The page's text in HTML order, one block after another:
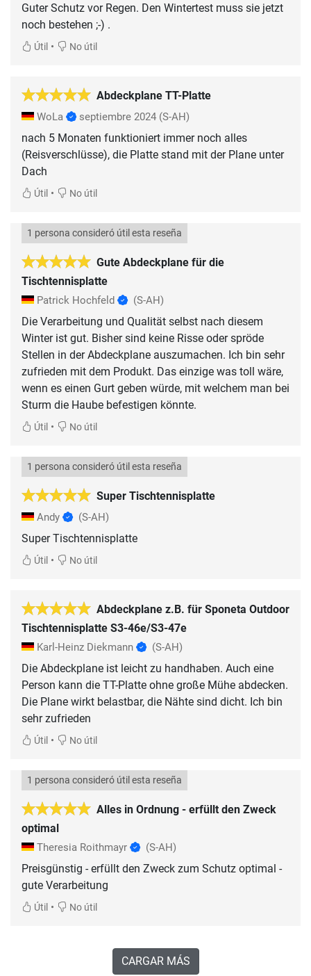
Guter Schutz vor Regen. Den Wintertest muss sie jetzt
noch bestehen ;-) .
Útil • No útil
Abdeckplane TT-Platte
WoLa septiembre 2024 (S-AH)
nach 5 Monaten funktioniert immer noch alles
(Reisverschlüsse), die Platte stand mit der Plane unter
Dach
Útil • No útil
Gute Abdeckplane für die
Tischtennisplatte
1 persona consideró útil esta reseña
Patrick Hochfeld (S-AH)
Die Verarbeitung und Qualität selbst nach diesem
Winter ist gut. Bisher sind keine Risse oder spröde
Stellen in der Abdeckplane auszumachen. Ich bin sehr
zufrieden mit dem Produkt. Das einzige was toll wäre,
wenn es einen Gurt geben würde, mit welchem man bei
Sturm die Haube befestigen könnte.
Útil • No útil
Super Tischtennisplatte
1 persona consideró útil esta reseña
Andy (S-AH)
Super Tischtennisplatte
Útil • No útil
Abdeckplane z.B. für Sponeta Outdoor
Tischtennisplatte S3-46e/S3-47e
Karl-Heinz Diekmann (S-AH)
Die Abdeckplane ist leicht zu handhaben. Auch eine
Person kann die TT-Platte ohne große Mühe abdecken.
Die Plane wirkt belastbar, die Nähte sind dicht. Ich bin
sehr zufrieden
Útil • No útil
Alles in Ordnung - erfüllt den Zweck
optimal
1 persona consideró útil esta reseña
Theresia Roithmayr (S-AH)
Preisgünstig - erfüllt den Zweck zum Schutz optimal -
gute Verarbeitung
Útil • No útil
CARGAR MÁS